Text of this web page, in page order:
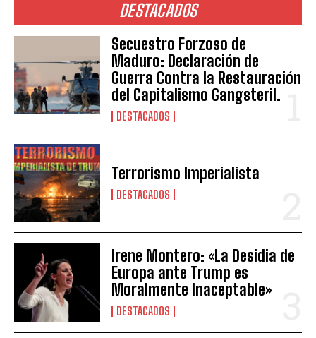
DESTACADOS
Secuestro Forzoso de
Maduro: Declaración de
Guerra Contra la Restauración
del Capitalismo Gangsteril.
DESTACADOS
Terrorismo Imperialista
DESTACADOS
Irene Montero: «La Desidia de
Europa ante Trump es
Moralmente Inaceptable»
DESTACADOS